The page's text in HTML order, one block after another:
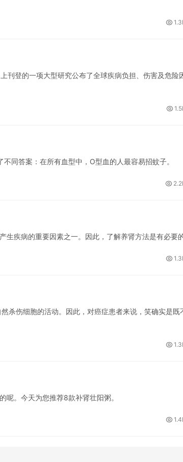
登的一项大型研究公布了全球疾病负担、伤害及危险
答案：在所有血型中，O型血的人最容易招蚊子。
疾病的重要因素之一。因此，了解养肾方法是有必要
杀伤细胞的活动。因此，对癌症患者来说，笑确实是既
。今天为您推荐8款补肾壮阳粥。